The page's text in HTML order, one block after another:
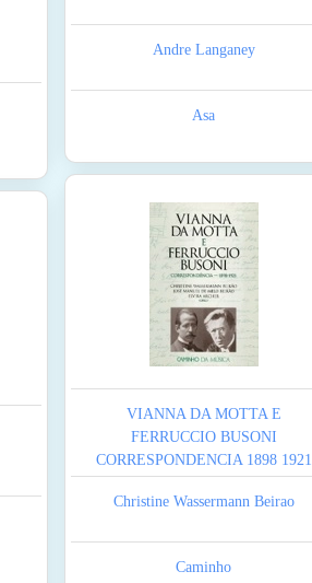
Andre Langaney
Asa
VIANNA DA MOTTA E
FERRUCCIO BUSONI
CORRESPONDENCIA 1898 1921
Christine Wassermann Beirao
Caminho